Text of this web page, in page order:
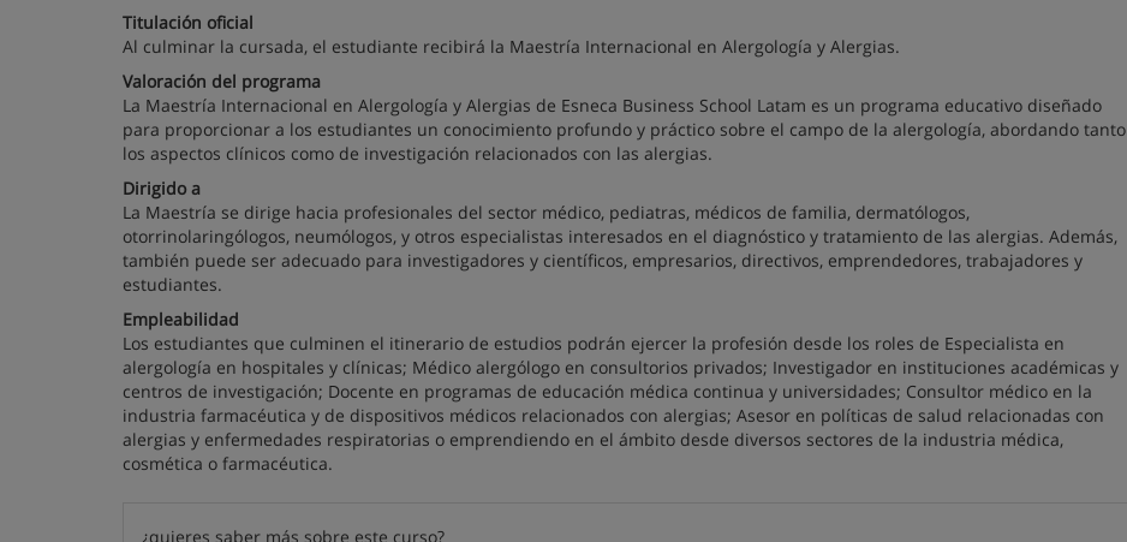
Titulación oficial
Al culminar la cursada, el estudiante recibirá la Maestría Internacional en Alergología y Alergias.
Valoración del programa
La Maestría Internacional en Alergología y Alergias de Esneca Business School Latam es un programa educativo diseñado
para proporcionar a los estudiantes un conocimiento profundo y práctico sobre el campo de la alergología, abordando tanto
los aspectos clínicos como de investigación relacionados con las alergias.
Dirigido a
La Maestría se dirige hacia profesionales del sector médico, pediatras, médicos de familia, dermatólogos,
otorrinolaringólogos, neumólogos, y otros especialistas interesados en el diagnóstico y tratamiento de las alergias. Además,
también puede ser adecuado para investigadores y científicos, empresarios, directivos, emprendedores, trabajadores y
estudiantes.
Empleabilidad
Los estudiantes que culminen el itinerario de estudios podrán ejercer la profesión desde los roles de Especialista en
alergología en hospitales y clínicas; Médico alergólogo en consultorios privados; Investigador en instituciones académicas y
centros de investigación; Docente en programas de educación médica continua y universidades; Consultor médico en la
industria farmacéutica y de dispositivos médicos relacionados con alergias; Asesor en políticas de salud relacionadas con
alergias y enfermedades respiratorias o emprendiendo en el ámbito desde diversos sectores de la industria médica,
cosmética o farmacéutica.
¿quieres saber más sobre este curso?